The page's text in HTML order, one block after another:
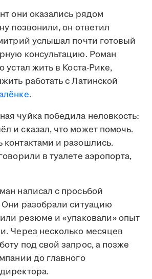
они оказались рядом
позвонили, он ответил
услышал почти готовый
консультацию. Роман
устал жить в Коста-Рике,
работать с Латинской
.
чуйка победила неловкость:
и сказал, что может помочь.
и разошлись.
в туалете аэропорта,
написал с просьбой
Они разобрали ситуацию
резюме и «упаковали» опыт
Через несколько месяцев
под свой запрос, а позже
до главного